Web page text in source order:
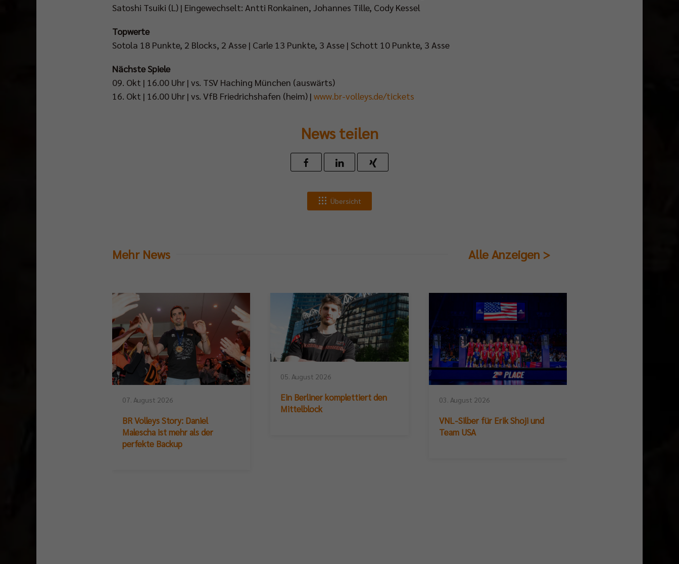
Satoshi Tsuiki (L) | Eingewechselt: Antti Ronkainen, Johannes Tille, Cody Kessel
Topwerte
Sotola 18 Punkte, 2 Blocks, 2 Asse | Carle 13 Punkte, 3 Asse | Schott 10 Punkte, 3 Asse
Nächste Spiele
09. Okt | 16.00 Uhr | vs. TSV Haching München (auswärts)
16. Okt | 16.00 Uhr | vs. VfB Friedrichshafen (heim) | www.br-volleys.de/tickets
News teilen
Übersicht
Mehr News Alle Anzeigen >
07. August 2026
BR Volleys Story: Daniel
Malescha ist mehr als der
perfekte Backup
05. August 2026
Ein Berliner komplettiert den
Mittelblock
03. August 2026
VNL-Silber für Erik Shoji und
Team USA